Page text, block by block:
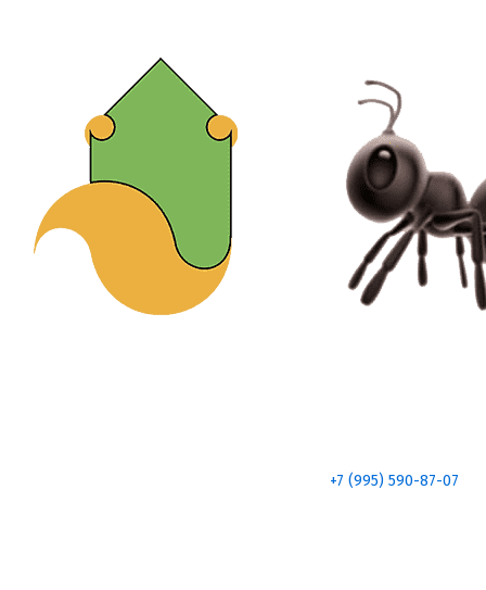
+7 (995) 590-87-07